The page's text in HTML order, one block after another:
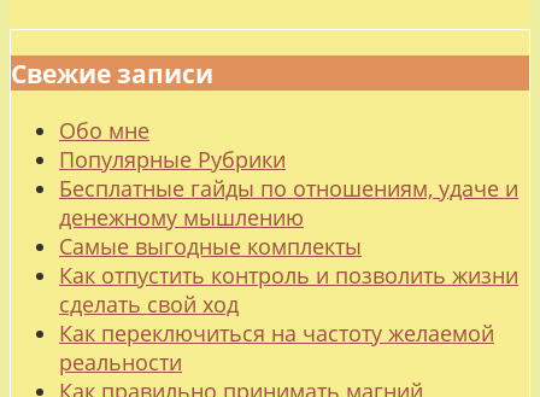
Свежие записи
Обо мне
Популярные Рубрики
Бесплатные гайды по отношениям, удаче и
денежному мышлению
Самые выгодные комплекты
Как отпустить контроль и позволить жизни
сделать свой ход
Как переключиться на частоту желаемой
реальности
Как правильно принимать магний